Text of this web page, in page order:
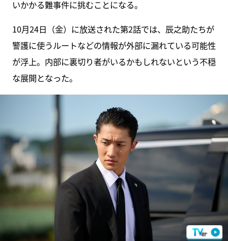
いかかる難事件に挑むことになる。
10月24日（金）に放送された第2話では、辰之助たちが
警護に使うルートなどの情報が外部に漏れている可能性
が浮上。内部に裏切り者がいるかもしれないという不穏
な展開となった。